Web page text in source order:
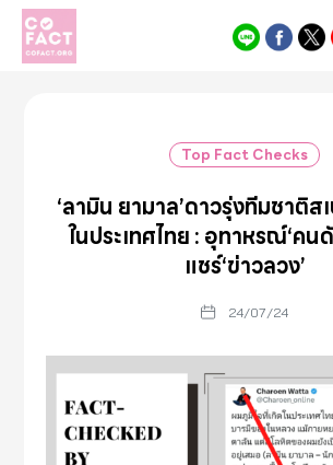
Cofact
Top Fact Checks
‘ลามิน ยามาล’ดาวรุ่งทีมชาติส
ในประเทศไทย : อุทาหรณ์‘คน
แชร์‘ข่าวลวง’
24/07/24